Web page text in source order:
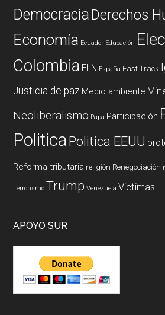
DemocraciaDerechos
Economía Ecuador Educación
Colombia ELN España Fast Track
Justicia de paz Medio ambiente
Neoliberalismo Papa Participación
PoliticaPolitica EEUU
Reforma tributaria religión Renegociación
Terrorismo Trump Venezuela Victimas
APOYO SUR